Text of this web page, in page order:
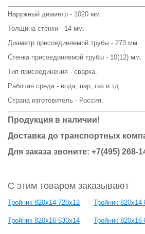
Наружный диаметр - 1020 мм.
Толщина стенки - 14 мм.
Диаметр присоединяемой трубы - 273 мм.
Стенка присоединяемой трубы - 10(12) мм.
Тип присоединения - сварка.
Рабочая среда - вода, пар, газ и тд.
Страна изготовитель - Россия.
Продукция в наличии!
Доставка до транспортных
Для заказа звоните: +7(495) 268-
С этим товаром заказывают
Тройник 820x14-720x12 Тройник
Тройник 820x16-530x14 Тройник